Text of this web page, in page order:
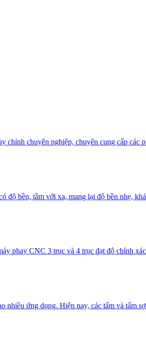
chỉnh chuyên nghiệp, chuyên cung cấp các
độ bền, tầm với xa, mang lại độ bền nhẹ,
phay CNC 3 trục và 4 trục đạt độ chính
nhiều ứng dụng. Hiện nay, các tấm và tấm